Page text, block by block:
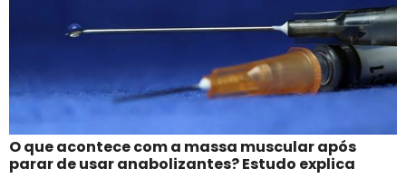
O que acontece com a massa muscular após
parar de usar anabolizantes? Estudo explica